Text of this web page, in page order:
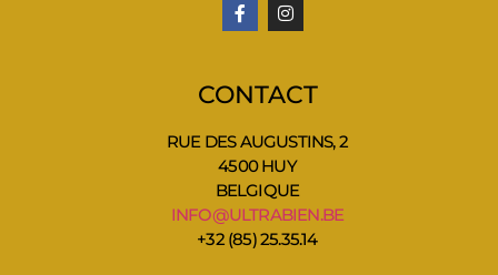
CONTACT
RUE DES AUGUSTINS, 2
4500 HUY
BELGIQUE
INFO@ULTRABIEN.BE
+32 (85) 25.35.14